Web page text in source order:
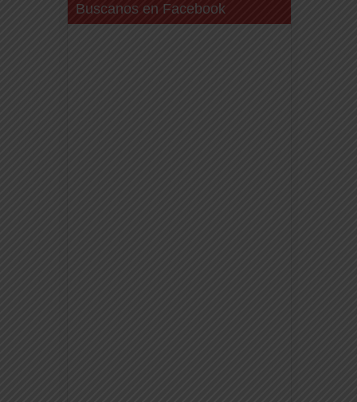
Buscanos en Facebook